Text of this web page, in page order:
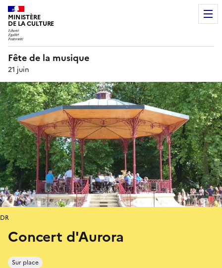
MINISTÈRE
DE LA CULTURE
Fête de la musique
21 juin
Concert d'Aurora
Sur place
DR